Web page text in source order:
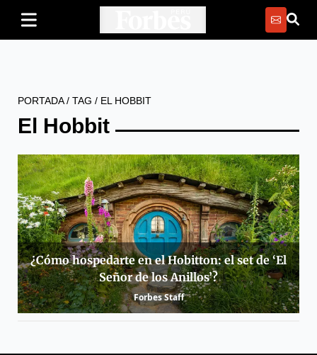
PORTADA/ TAG / EL HOBBIT
El Hobbit
¿Cómo hospedarte en el Hobitton: el set de ‘El
Señor de los Anillos’?
Forbes Staff